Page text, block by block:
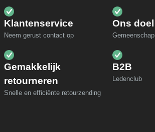
Klantenservice
Neem gerust contact op
Ons doel
Gemeenschap
Gemakkelijk
retourneren
Snelle en efficiënte retourzending
B2B
Ledenclub